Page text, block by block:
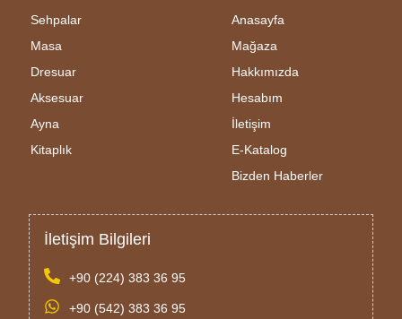
Sehpalar
Masa
Dresuar
Aksesuar
Ayna
Kitaplık
Anasayfa
Mağaza
Hakkımızda
Hesabım
İletişim
E-Katalog
Bizden Haberler
İletişim Bilgileri
+90 (224) 383 36 95
+90 (542) 383 36 95